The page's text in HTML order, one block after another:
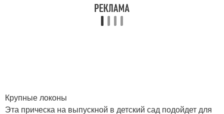
Крупные локоны
Эта прическа на выпускной в детский сад подойдет для